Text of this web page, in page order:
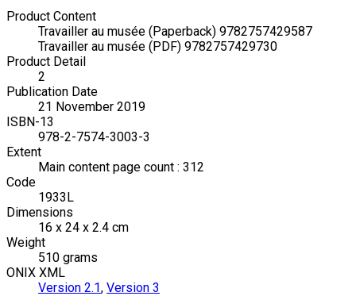
Product Content
Travailler au musée (Paperback) 9782757429587
Travailler au musée (PDF) 9782757429730
Product Detail
2
Publication Date
21 November 2019
ISBN-13
978-2-7574-3003-3
Extent
Main content page count : 312
Code
1933L
Dimensions
16 x 24 x 2.4 cm
Weight
510 grams
ONIX XML
Version 2.1, Version 3